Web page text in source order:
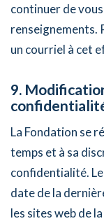
continuer de
renseignements.
un courriel à cet
9.
La Fondation se
temps et à sa
confidentialité.
date de la
les sites web de